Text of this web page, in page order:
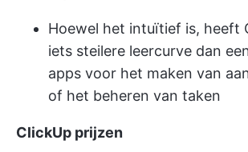
Hoewel het intuïtief is, heeft
iets steilere leercurve dan
apps voor het maken van
of het beheren van taken
ClickUp prijzen